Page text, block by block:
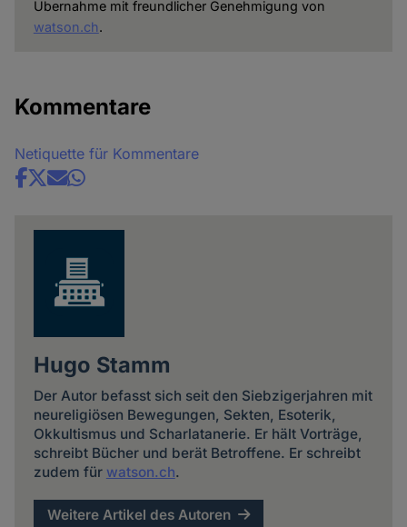
Übernahme mit freundlicher Genehmigung von
watson.ch.
Kommentare
Netiquette für Kommentare
Share
Hugo Stamm
Der Autor befasst sich seit den Siebzigerjahren mit
neureligiösen Bewegungen, Sekten, Esoterik,
Okkultismus und Scharlatanerie. Er hält Vorträge,
schreibt Bücher und berät Betroffene. Er schreibt
zudem für watson.ch.
Weitere Artikel des Autoren